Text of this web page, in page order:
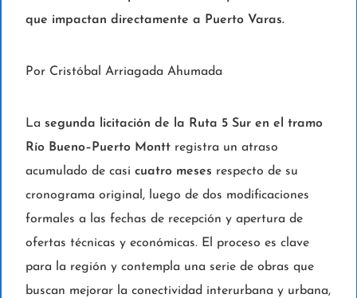
que impactan directamente a Puerto Varas.
Por Cristóbal Arriagada Ahumada
La segunda licitación de la Ruta 5 Sur en el tramo
Río Bueno–Puerto Monttregistra un atraso
acumulado de casi cuatro meses respecto de su
cronograma original, luego de dos modificaciones
formales a las fechas de recepción y apertura de
ofertas técnicas y económicas. El proceso es clave
para la región y contempla una serie de obras que
buscan mejorar la conectividad interurbana y urbana,